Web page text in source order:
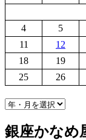
4
5
11
12
18
19
25
26
銀座かなめ